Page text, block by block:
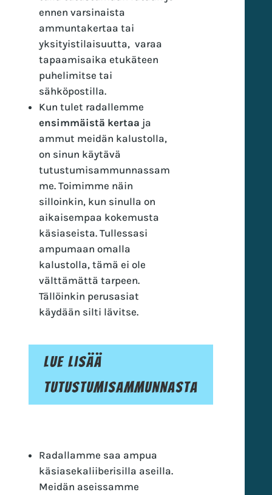
ennen varsinaista
ammuntakertaa tai
yksityistilaisuutta, varaa
tapaamisaika etukäteen
puhelimitse tai
sähköpostilla.
Kun tulet radallemme
ensimmäistä kertaa ja
ammut meidän kalustolla,
on sinun käytävä
tutustumisammunnassam
me. Toimimme näin
silloinkin, kun sinulla on
aikaisempaa kokemusta
käsiaseista. Tullessasi
ampumaan omalla
kalustolla, tämä ei ole
välttämättä tarpeen.
Tällöinkin perusasiat
käydään silti lävitse.
Lue lisää
tutustumisammunnasta
Radallamme saa ampua
käsiasekaliiberisilla aseilla.
Meidän aseissamme